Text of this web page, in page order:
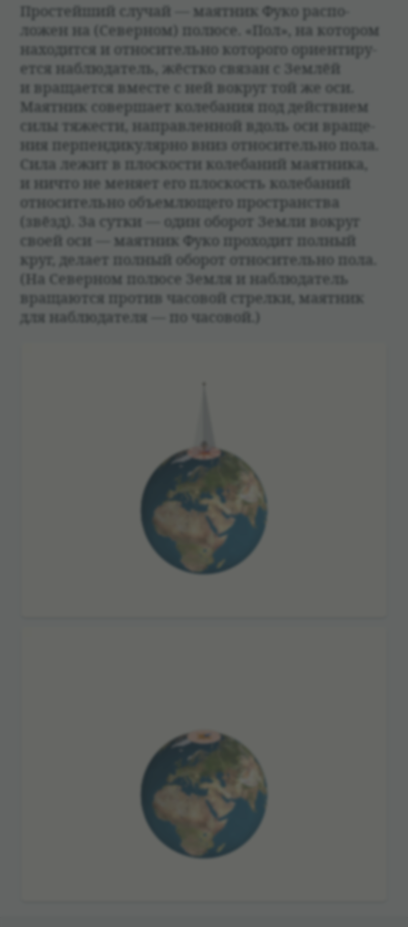
Про­стейший слу­чай — маят­ник Фуко рас­по­
ложен на (Север­ном) полюсе. «Пол», на кото­ром
нахо­дится и отно­си­тельно кото­рого ори­ен­ти­ру­
ется наблю­да­тель, жёстко свя­зан с Зем­лёй
и враща­ется вме­сте с ней вокруг той же оси.
Маят­ник совершает коле­ба­ния под действием
силы тяже­сти, направ­лен­ной вдоль оси враще­
ния перпен­ди­ку­лярно вниз отно­си­тельно пола.
Сила лежит в плос­ко­сти коле­ба­ний маят­ника,
и ничто не меняет его плос­кость коле­ба­ний
отно­си­тельно объем­лющего про­стран­ства
(звёзд). За сутки — один обо­рот Земли вокруг
своей оси — маят­ник Фуко про­хо­дит пол­ный
круг, делает пол­ный обо­рот отно­си­тельно пола.
(На Север­ном полюсе Земля и наблю­да­тель
вращаются про­тив часо­вой стрелки, маят­ник
для наблю­да­теля — по часо­вой.)